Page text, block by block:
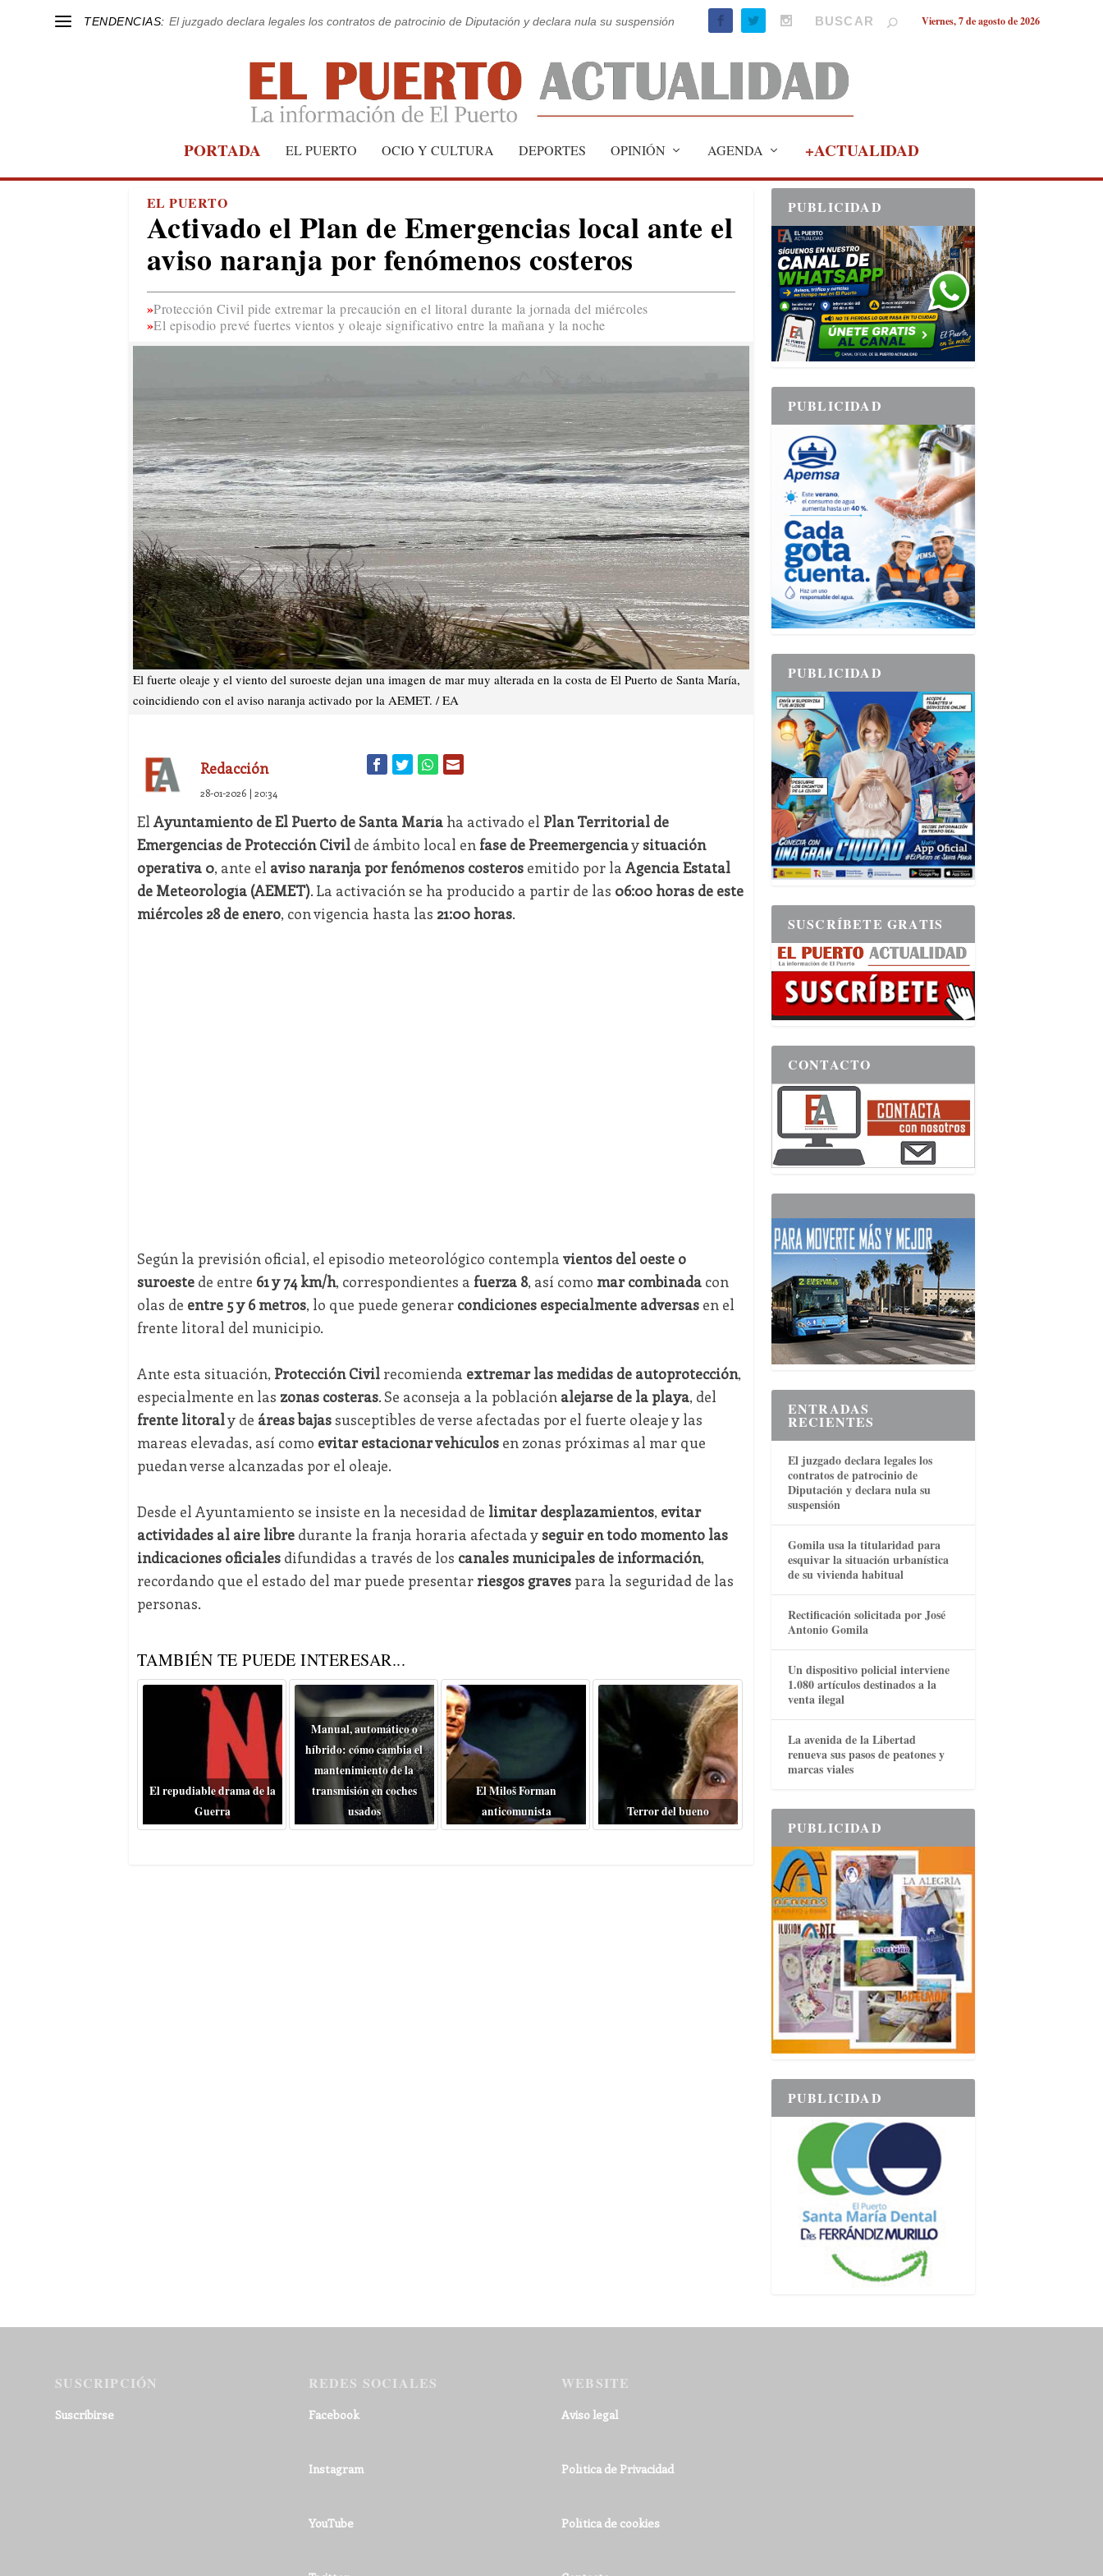
TENDENCIAS: El juzgado declara legales los contratos de patrocinio de Diputación y declara nula su suspensión Viernes, 7 de agosto de 2026
PORTADA EL PUERTO OCIO Y CULTURA DEPORTES OPINIÓN AGENDA +ACTUALIDAD
EL PUERTO
Activado el Plan de Emergencias local ante el
aviso naranja por fenómenos costeros
Protección Civil pide extremar la precaución en el litoral durante la jornada del miércoles
El episodio prevé fuertes vientos y oleaje significativo entre la mañana y la noche
El fuerte oleaje y el viento del suroeste dejan una imagen de mar muy alterada en la costa de El Puerto de Santa María,
coincidiendo con el aviso naranja activado por la AEMET. / EA
Redacción
28-01-2026 | 20:34
El Ayuntamiento de El Puerto de Santa Maríaha activado el Plan Territorial de
Emergencias de Protección Civilde ámbito local en fase de Preemergenciaysituación
operativa 0, ante el aviso naranja por fenómenos costerosemitido por la Agencia Estatal
de Meteorología (AEMET). La activación se ha producido a partir de las 06:00 horas de este
miércoles 28 de enero, con vigencia hasta las 21:00 horas.
Según la previsión oficial, el episodio meteorológico contempla vientos del oeste o
suroestede entre 61 y 74 km/h, correspondientes a fuerza 8, así como mar combinadacon
olas de entre 5 y 6 metros, lo que puede generar condiciones especialmente adversasen el
frente litoral del municipio.
Ante esta situación, Protección Civilrecomienda extremar las medidas de autoprotección,
especialmente en las zonas costeras. Se aconseja a la población alejarse de la playa, del
frente litoraly de áreas bajassusceptibles de verse afectadas por el fuerte oleaje y las
mareas elevadas, así como evitar estacionar vehículosen zonas próximas al mar que
puedan verse alcanzadas por el oleaje.
Desde el Ayuntamiento se insiste en la necesidad de limitar desplazamientos, evitar
actividades al aire libredurante la franja horaria afectada yseguir en todo momento las
indicaciones oficialesdifundidas a través de los canales municipales de información,
recordando que el estado del mar puede presentar riesgos gravespara la seguridad de las
personas.
TAMBIÉN TE PUEDE INTERESAR...
El repudiable drama de la
Guerra
Manual, automático o
híbrido: cómo cambia el
mantenimiento de la
transmisión en coches
usados
El Miloš Forman
anticomunista
Terror del bueno
PUBLICIDAD
PUBLICIDAD
PUBLICIDAD
SUSCRÍBETE GRATIS
CONTACTO
ENTRADAS
RECIENTES
El juzgado declara legales los
contratos de patrocinio de
Diputación y declara nula su
suspensión
Gomila usa la titularidad para
esquivar la situación urbanística
de su vivienda habitual
Rectificación solicitada por José
Antonio Gomila
Un dispositivo policial interviene
1.080 artículos destinados a la
venta ilegal
La avenida de la Libertad
renueva sus pasos de peatones y
marcas viales
PUBLICIDAD
PUBLICIDAD
SUSCRIPCIÓN
Suscribirse
REDES SOCIALES
Facebook
Instagram
YouTube
WEBSITE
Aviso legal
Política de Privacidad
Política de cookies